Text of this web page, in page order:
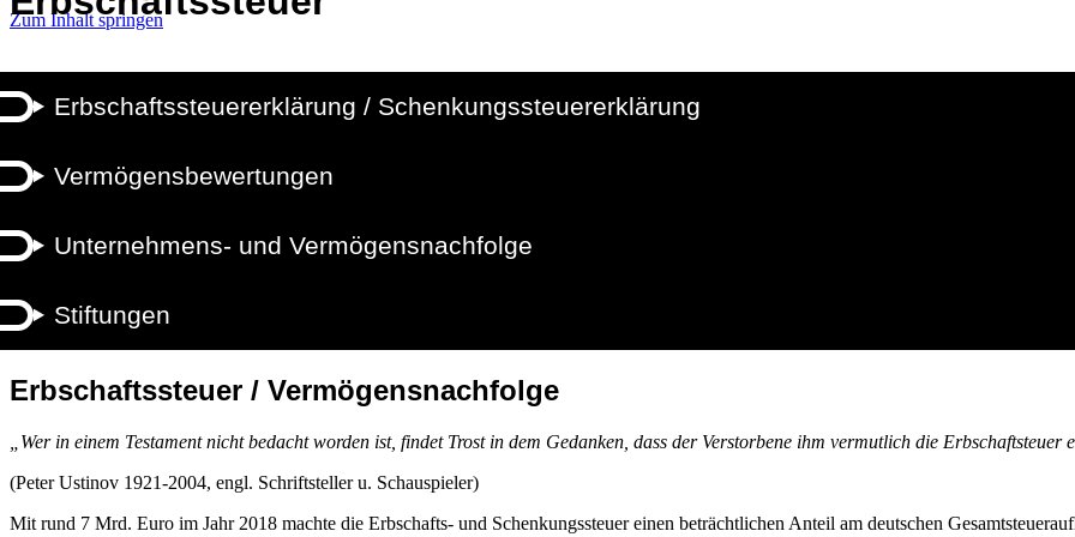
Zum Inhalt springen
Erbschaftssteuererklärung / Schenkungssteuererklärung
Vermögensbewertungen
Unternehmens- und Vermögensnachfolge
Stiftungen
Erbschaftssteuer / Vermögensnachfolge
„Wer in einem Testament nicht bedacht worden ist, findet Trost in dem Gedanken, dass der Verstorbene ihm vermutlich die Erbschaftsteuer
(Peter Ustinov 1921-2004, engl. Schriftsteller u. Schauspieler)
Mit rund 7 Mrd. Euro im Jahr 2018 machte die Erbschafts- und Schenkungssteuer einen beträchtlichen Anteil am deutschen